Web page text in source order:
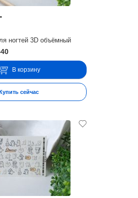
ногтей 3D объёмный
В корзину
сейчас